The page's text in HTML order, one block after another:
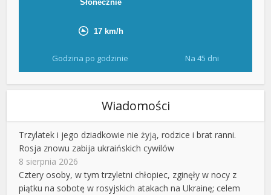
Godzina po godzinie Na 45 dni
Wiadomości
Trzylatek i jego dziadkowie nie żyją, rodzice i brat ranni.
Rosja znowu zabija ukraińskich cywilów
8 sierpnia 2026
Cztery osoby, w tym trzyletni chłopiec, zginęły w nocy z
piątku na sobotę w rosyjskich atakach na Ukrainę; celem